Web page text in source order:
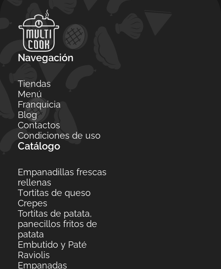
Navegación
Tiendas
Menú
Franquicia
Blog
Contactos
Condiciones de uso
Catálogo
Empanadillas frescas
rellenas
Тortitas de queso
Crepes
Tortitas de patata,
panecillos fritos de
patata
Embutido y Paté
Raviolis
Empanadas